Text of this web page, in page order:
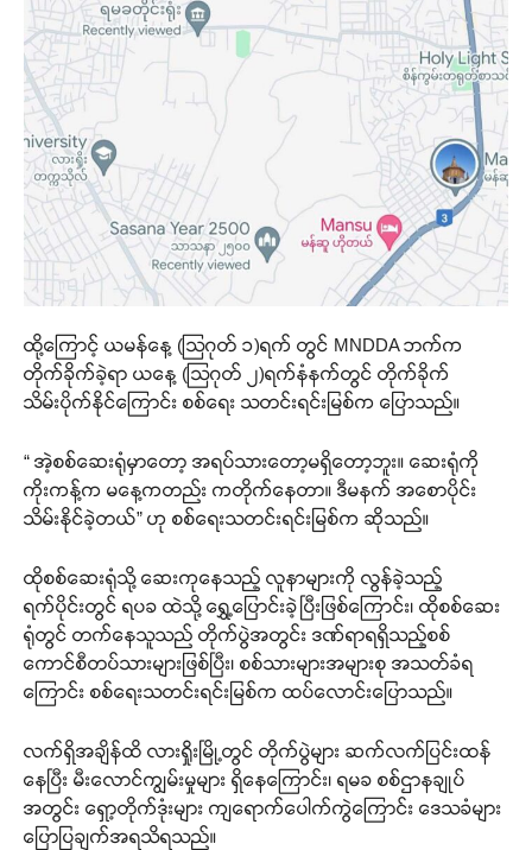
ထို့ကြောင့် ယမန်နေ့ (သြဂုတ် ၁)ရက် တွင် MNDDA ဘက်က
တိုက်ခိုက်ခဲ့ရာ ယနေ့ (သြဂုတ် ၂)ရက်နံနက်တွင် တိုက်ခိုက်
သိမ်းပိုက်နိုင်ကြောင်း စစ်ရေး သတင်းရင်းမြစ်က ပြောသည်။
“ အဲ့စစ်ဆေးရုံမှာတော့ အရပ်သားတော့မရှိတော့ဘူး။ ဆေးရုံကို
ကိုးကန့်က မနေ့ကတည်း ကတိုက်နေတာ။ ဒီမနက် အစောပိုင်း
သိမ်းနိုင်ခဲ့တယ်” ဟု စစ်ရေးသတင်းရင်းမြစ်က ဆိုသည်။
ထိုစစ်ဆေးရုံသို့ ဆေးကုနေသည့် လူနာများကို လွန်ခဲ့သည့်
ရက်ပိုင်းတွင် ရပခ ထဲသို့ ရွှေ့ပြောင်းခဲ့ပြီးဖြစ်ကြောင်း၊ ထိုစစ်ဆေး
ရုံတွင် တက်နေသူသည် တိုက်ပွဲအတွင်း ဒဏ်ရာရရှိသည့်စစ်
ကောင်စီတပ်သားများဖြစ်ပြီး၊ စစ်သားများအများစု အသတ်ခံရ
ကြောင်း စစ်ရေးသတင်းရင်းမြစ်က ထပ်လောင်းပြောသည်။
လက်ရှိအချိန်ထိ လားရှိုးမြို့တွင် တိုက်ပွဲများ ဆက်လက်ပြင်းထန်
နေပြီး မီးလောင်ကျွမ်းမှုများ ရှိနေကြောင်း၊ ရမခ စစ်ဌာနချုပ်
အတွင်း ရှော့တိုက်ဒုံးများ ကျရောက်ပေါက်ကွဲကြောင်း ဒေသခံများ
ပြောပြချက်အရသိရသည်။